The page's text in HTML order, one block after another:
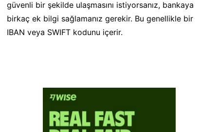
güvenli bir şekilde ulaşmasını istiyorsanız, bankaya
birkaç ek bilgi sağlamanız gerekir. Bu genellikle bir
IBAN veya SWIFT kodunu içerir.